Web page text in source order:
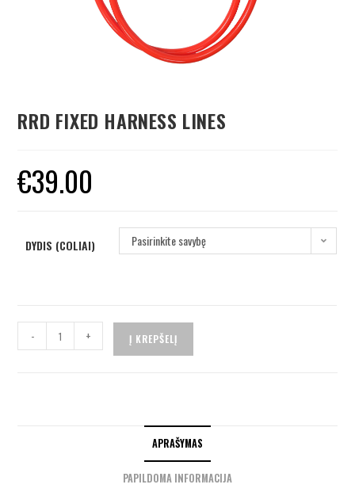
RRD FIXED HARNESS LINES
€39.00
DYDIS (COLIAI) Pasirinkite savybę
- + Į KREPŠELĮ
APRAŠYMAS
PAPILDOMA INFORMACIJA